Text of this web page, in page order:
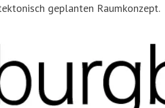
geplanten Raumkonzept.